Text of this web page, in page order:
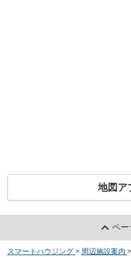
地図ア
ペ
スマートハウジング > 周辺施設案内 >